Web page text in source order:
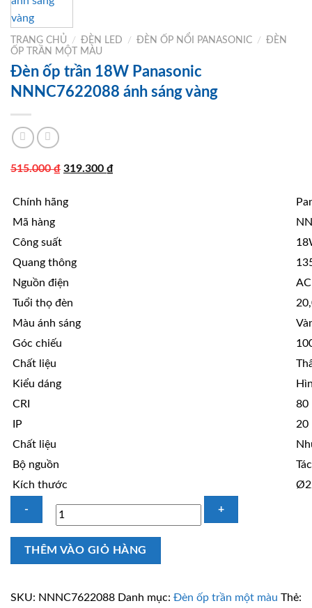
TRANG CHỦ / ĐÈN LED / ĐÈN ỐP NỔI PANASONIC /
ĐÈN
ỐP TRẦN MỘT MÀU
Đèn ốp trần 18W Panasonic
NNNC7622088 ánh sáng vàng
515.000₫ Giá
là:
319.300 ₫Giá
Chính hãng
Mã hàng
Công suất
Quang thông
Nguồn điện
Tuổi thọ đèn
Màu ánh sáng
Góc chiếu
Chất liệu
Kiểu dáng
CRI
80
IP
20
Chất liệu
Bộ nguồn
Kích thước
Đèn
18W
THÊM VÀO GIỎ HÀNG
SKU: NNNC7622088 Danh mục: Đèn ốp trần một màu Thẻ: